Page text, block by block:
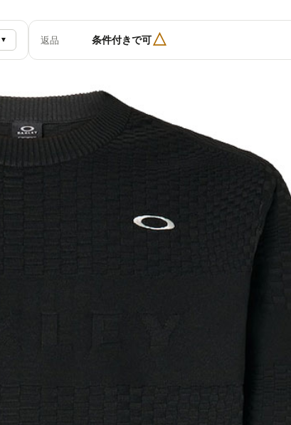
▼ 返品 条件付きで可△